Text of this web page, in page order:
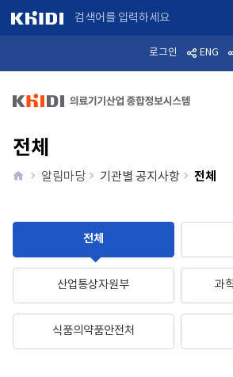
로그인 ENG
전체
home알림마당 기관별 공지사항 전체
전체
산업통상자원부 과
식품의약품안전처